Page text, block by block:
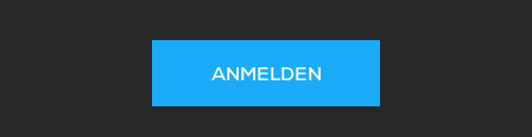
ANMELDEN